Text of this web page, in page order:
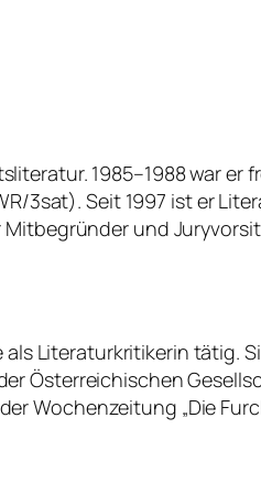
1985–1988 war er
3sat). Seit 1997 ist er
und
Literaturkritikerin tätig.
Österreichischen
Wochenzeitung „Die